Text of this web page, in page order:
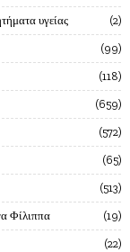
υγείας 2
99
118
659
572
65
513
Φίλιππα 19
22